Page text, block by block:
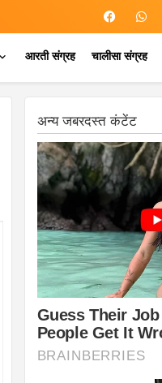
आरती संग्रह चालीसा संग्रह